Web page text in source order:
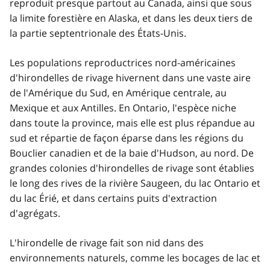
reproduit presque partout au Canada, ainsi que sous
la limite forestière en Alaska, et dans les deux tiers de
la partie septentrionale des États-Unis.
Les populations reproductrices nord-américaines
d'hirondelles de rivage hivernent dans une vaste aire
de l'Amérique du Sud, en Amérique centrale, au
Mexique et aux Antilles. En Ontario, l'espèce niche
dans toute la province, mais elle est plus répandue au
sud et répartie de façon éparse dans les régions du
Bouclier canadien et de la baie d'Hudson, au nord. De
grandes colonies d'hirondelles de rivage sont établies
le long des rives de la rivière Saugeen, du lac Ontario et
du lac Érié, et dans certains puits d'extraction
d'agrégats.
L'hirondelle de rivage fait son nid dans des
environnements naturels, comme les bocages de lac et